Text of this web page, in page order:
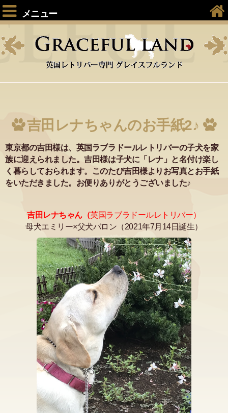
メニュー
吉田レナちゃんのお手紙2♪
東京都の吉田様は、英国ラブラドールレトリバーの子犬を家
族に迎えられました。吉田様は子犬に「レナ」と名付け楽し
く暮らしておられます。このたび吉田様よりお写真とお手紙
をいただきました。お便りありがとうございました♪
吉田レナちゃん（英国ラブラドールレトリバー）
母犬エミリー×父犬バロン（2021年7月14日誕生）